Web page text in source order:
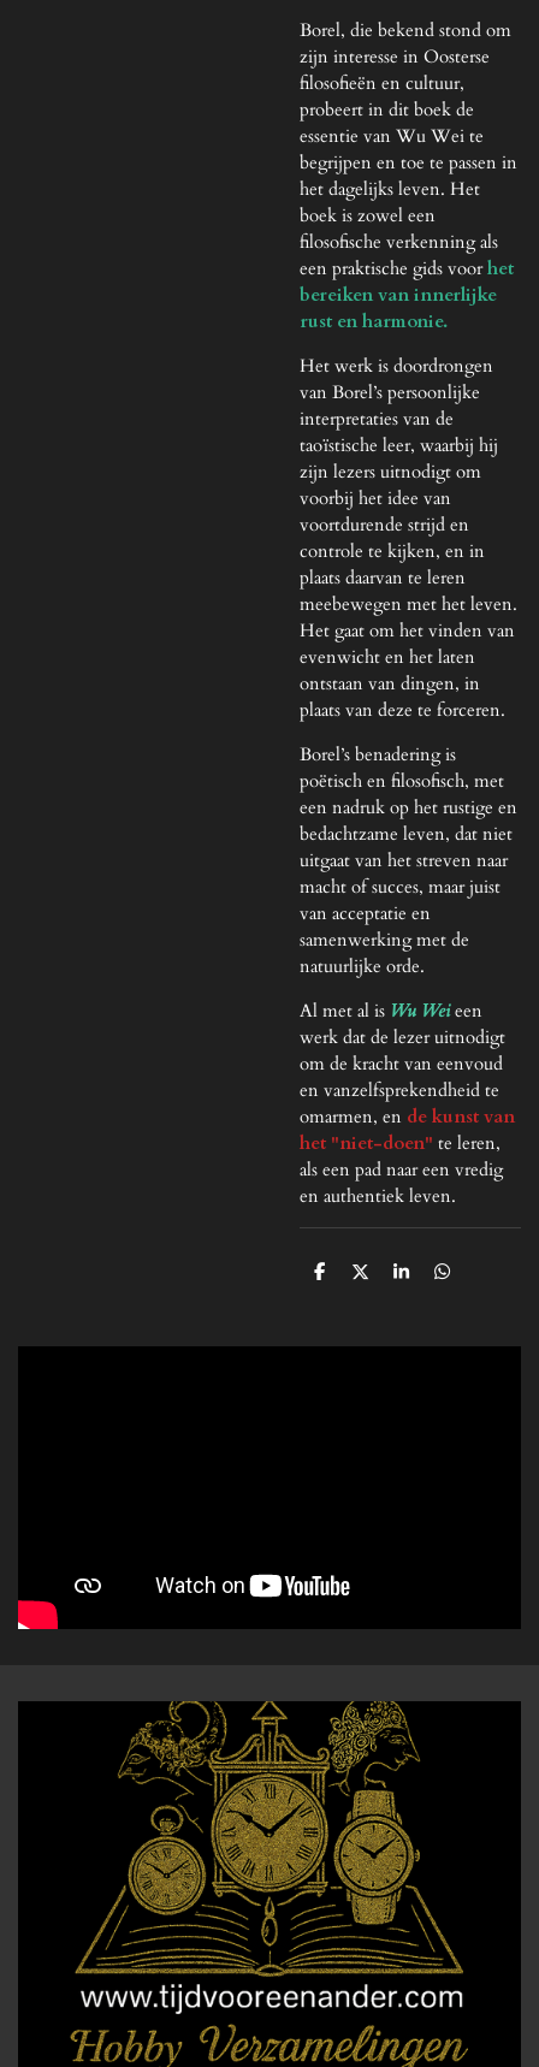
Borel, die bekend stond om
zijn interesse in Oosterse
filosofieën en cultuur,
probeert in dit boek de
essentie van Wu Wei te
begrijpen en toe te passen in
het dagelijks leven. Het
boek is zowel een
filosofische verkenning als
een praktische gids voorhet
bereiken van innerlijke
rust en harmonie.
Het werk is doordrongen
van Borel’s persoonlijke
interpretaties van de
taoïstische leer, waarbij hij
zijn lezers uitnodigt om
voorbij het idee van
voortdurende strijd en
controle te kijken, en in
plaats daarvan te leren
meebewegen met het leven.
Het gaat om het vinden van
evenwicht en het laten
ontstaan van dingen, in
plaats van deze te forceren.
Borel’s benadering is
poëtisch en filosofisch, met
een nadruk op het rustige en
bedachtzame leven, dat niet
uitgaat van het streven naar
macht of succes, maar juist
van acceptatie en
samenwerking met de
natuurlijke orde.
Al met al is Wu Wei een
werk dat de lezer uitnodigt
om de kracht van eenvoud
en vanzelfsprekendheid te
omarmen, en de kunst van
het "niet-doen" te leren,
als een pad naar een vredig
en authentiek leven.
D
n
D
S
e
D
n